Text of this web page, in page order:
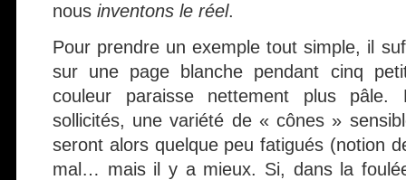
nous inventons le réel.
Pour prendre un exemple tout simple, il
sur une page blanche pendant cinq
couleur paraisse nettement plus pâle.
sollicités, une variété de « cônes »
seront alors quelque peu fatigués (notion
mal… mais il y a mieux. Si, dans la